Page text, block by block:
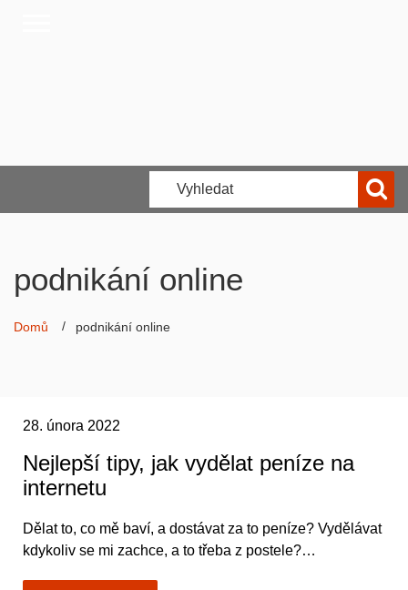
podnikání online
Domů podnikání online
28. února 2022
Nejlepší tipy, jak vydělat peníze na
internetu
Dělat to, co mě baví, a dostávat za to peníze? Vydělávat
kdykoliv se mi zachce, a to třeba z postele?…